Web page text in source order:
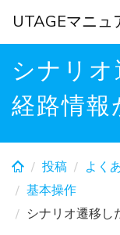
Skip
content
シナリ
経路情報
投稿 よく
基本操作
シナリオ遷移し
UTAGEマニュ